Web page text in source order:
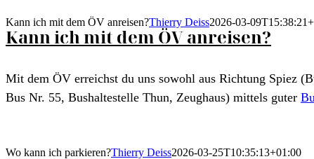
Kann ich mit dem ÖV anreisen?Thierry Deiss2026-03-
Kann ich mit dem ÖV anreisen?
Mit dem ÖV erreichst du uns sowohl aus Richtung Spiez
Bus Nr. 55, Bushaltestelle Thun, Zeughaus) mittels guter
Wo kann ich parkieren?Thierry Deiss2026-03-25T10:35:13+01:00